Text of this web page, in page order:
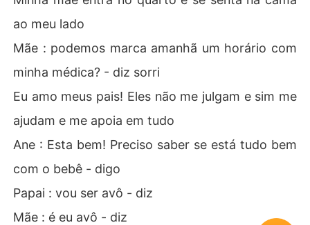
ao meu lado
Mãe : podemos marca amanhã um horário com
minha médica? - diz sorri
Eu amo meus pais! Eles não me julgam e sim me
ajudam e me apoia em tudo
Ane : Esta bem! Preciso saber se está tudo bem
com o bebê - digo
Papai : vou ser avô - diz
Mãe : é eu avô - diz